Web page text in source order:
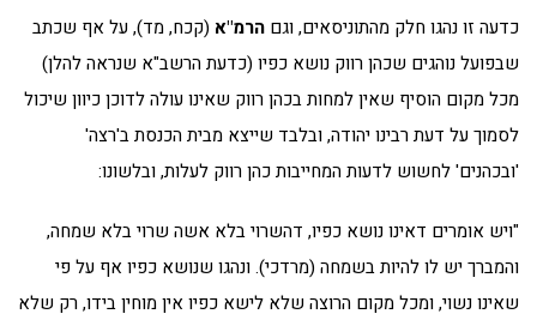
כדעה זו נהגו חלק מהתוניסאים, וגם הרמ"א (קכח, מד), על אף שכתב
שבפועל נוהגים שכהן רווק נושא כפיו (כדעת הרשב"א שנראה להלן)
מכל מקום הוסיף שאין למחות בכהן רווק שאינו עולה לדוכן כיוון שיכול
לסמוך על דעת רבינו יהודה, ובלבד שייצא מבית הכנסת ב'רצה'
'ובכהנים' לחשוש לדעות המחייבות כהן רווק לעלות, ובלשונו:
"ויש אומרים דאינו נושא כפיו, דהשרוי בלא אשה שרוי בלא שמחה,
והמברך יש לו להיות בשמחה (מרדכי). ונהגו שנושא כפיו אף על פי
שאינו נשוי, ומכל מקום הרוצה שלא לישא כפיו אין מוחין בידו, רק שלא